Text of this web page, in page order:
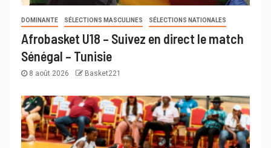
DOMINANTE SÉLECTIONS MASCULINES SÉLECTIONS NATIONALES
Afrobasket U18 – Suivez en direct le match
Sénégal – Tunisie
8 août 2026 Basket221